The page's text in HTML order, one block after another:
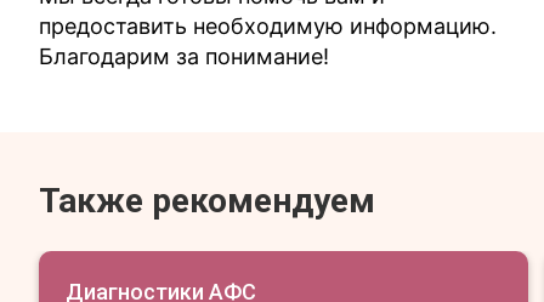
предоставить необходимую информацию.
Благодарим за понимание!
Также рекомендуем
Диагностики АФС